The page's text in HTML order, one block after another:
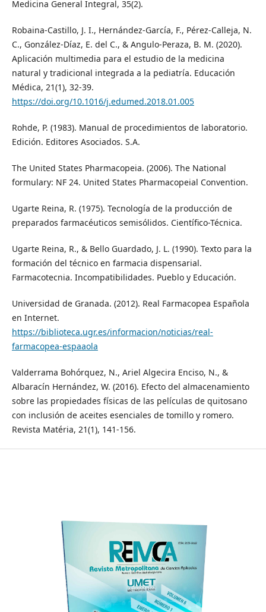
Medicina General Integral, 35(2).
Robaina-Castillo, J. I., Hernández-García, F., Pérez-Calleja, N.
C., González-Díaz, E. del C., & Angulo-Peraza, B. M. (2020).
Aplicación multimedia para el estudio de la medicina
natural y tradicional integrada a la pediatría. Educación
Médica, 21(1), 32-39.
https://doi.org/10.1016/j.edumed.2018.01.005
Rohde, P. (1983). Manual de procedimientos de laboratorio.
Edición. Editores Asociados. S.A.
The United States Pharmacopeia. (2006). The National
formulary: NF 24. United States Pharmacopeial Convention.
Ugarte Reina, R. (1975). Tecnología de la producción de
preparados farmacéuticos semisólidos. Científico-Técnica.
Ugarte Reina, R., & Bello Guardado, J. L. (1990). Texto para la
formación del técnico en farmacia dispensarial.
Farmacotecnia. Incompatibilidades. Pueblo y Educación.
Universidad de Granada. (2012). Real Farmacopea Española
en Internet.
https://biblioteca.ugr.es/informacion/noticias/real-
farmacopea-espaaola
Valderrama Bohórquez, N., Ariel Algecira Enciso, N., &
Albaracín Hernández, W. (2016). Efecto del almacenamiento
sobre las propiedades físicas de las películas de quitosano
con inclusión de aceites esenciales de tomillo y romero.
Revista Matéria, 21(1), 141-156.